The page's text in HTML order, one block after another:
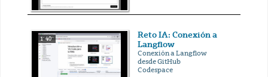
1' 40''
Reto IA: Conexión a
Langflow
Conexión a Langflow
desde GitHub
Codespace